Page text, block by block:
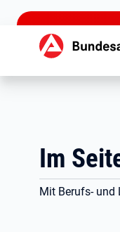
zu den Hauptinhalten
Im
Mit Berufs- und